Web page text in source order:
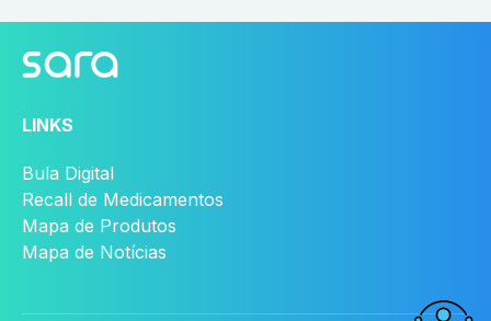
LINKS
Bula Digital
Recall de Medicamentos
Mapa de Produtos
Mapa de Notícias